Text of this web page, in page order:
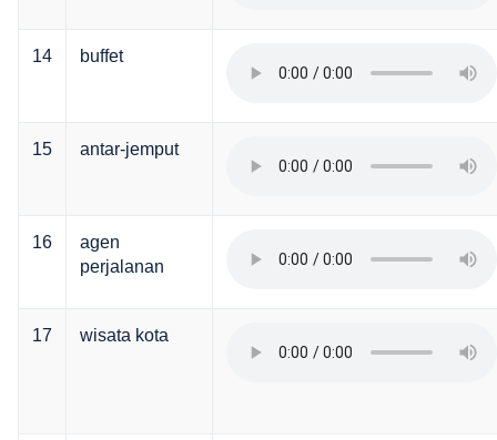
14 buffet
15 antar-jemput
16
agen
perjalanan
17 wisata kota